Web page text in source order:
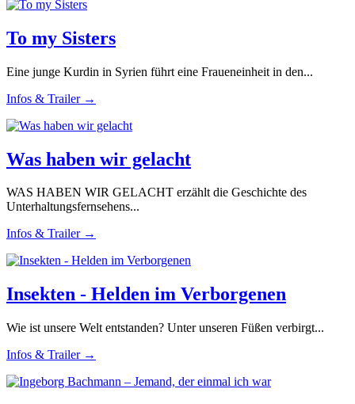
To my Sisters
Eine junge Kurdin in Syrien führt eine Fraueneinheit in den...
Infos & Trailer →
Was haben wir gelacht
WAS HABEN WIR GELACHT erzählt die Geschichte des
Unterhaltungsfernsehens...
Infos & Trailer →
Insekten - Helden im Verborgenen
Wie ist unsere Welt entstanden? Unter unseren Füßen verbirgt...
Infos & Trailer →